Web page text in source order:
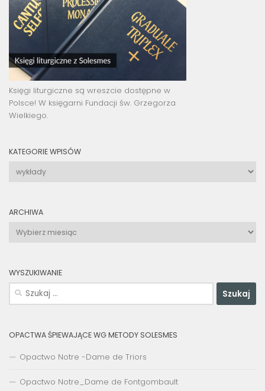
Księgi liturgiczne są wreszcie dostępne w
Polsce! W księgarni Fundacji św. Grzegorza
Wielkiego.
KATEGORIE WPISÓW
Kategorie
wpisów
ARCHIWA
Archiwa
WYSZUKIWANIE
Szukaj:
OPACTWA ŚPIEWAJĄCE WG METODY SOLESMES
Opactwo Notre -Dame de Triors
Opactwo Notre_Dame de Fontgombault